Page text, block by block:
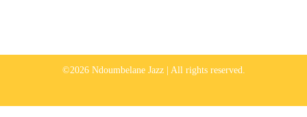
©2026 Ndoumbelane Jazz | All rights reserved.